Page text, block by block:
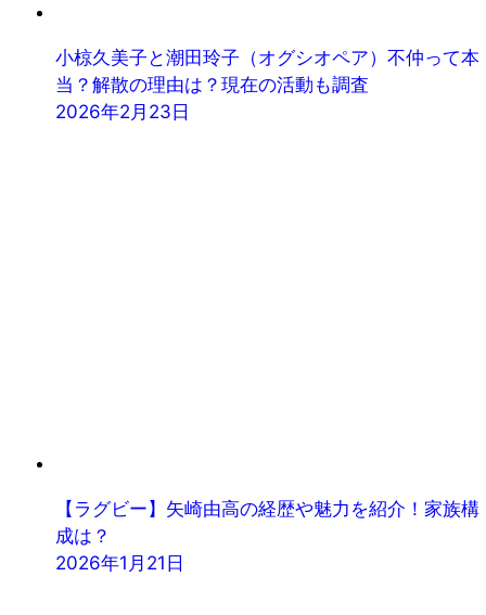
小椋久美子と潮田玲子（オグシオペア）不仲って本
当？解散の理由は？現在の活動も調査
2026年2月23日
【ラグビー】矢崎由高の経歴や魅力を紹介！家族構
成は？
2026年1月21日